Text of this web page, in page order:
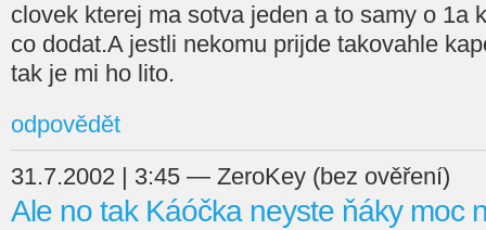
clovek kterej ma sotva jeden a to samy o 1a
co dodat.A jestli nekomu prijde takovahle
tak je mi ho lito.
odpovědět
31.7.2002 | 3:45 — ZeroKey (bez ověření)
Ale no tak Káóčka neyste ňáky moc